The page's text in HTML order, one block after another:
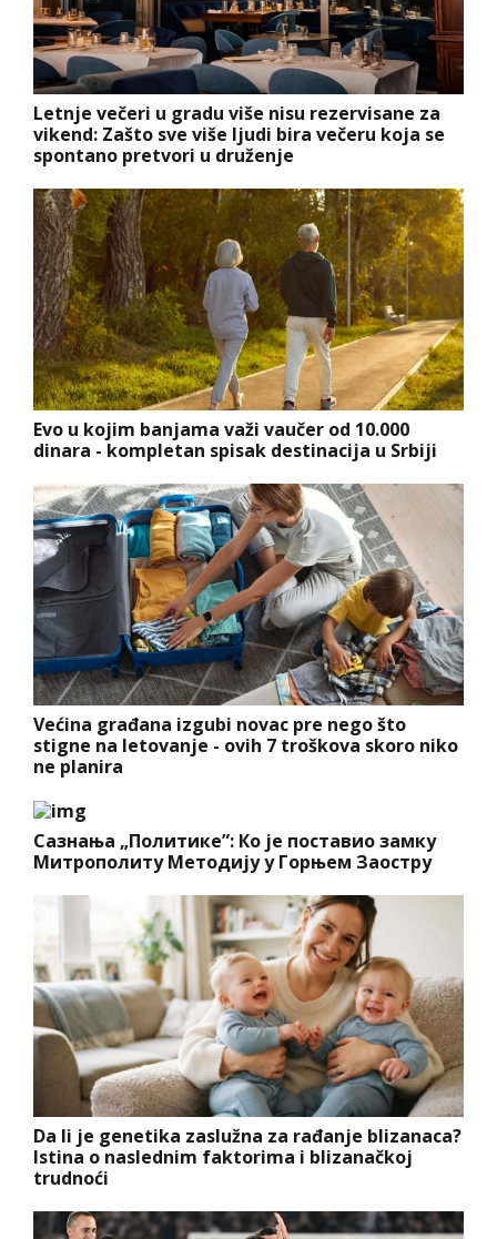
Letnje večeri u gradu više nisu rezervisane za
vikend: Zašto sve više ljudi bira večeru koja se
spontano pretvori u druženje
Evo u kojim banjama važi vaučer od 10.000
dinara - kompletan spisak destinacija u Srbiji
Većina građana izgubi novac pre nego što
stigne na letovanje - ovih 7 troškova skoro niko
ne planira
Сазнања „Политике”: Ко је поставио замку
Митрополиту Методију у Горњем Заостру
Da li je genetika zaslužna za rađanje blizanaca?
Istina o naslednim faktorima i blizanačkoj
trudnoći